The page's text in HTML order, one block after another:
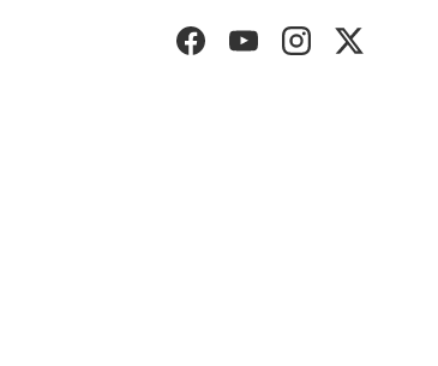
FacebookYouTubeInstagramTwitter